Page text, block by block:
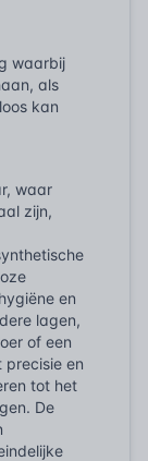
waarbij
als
kan
waar
zijn,
en
lagen,
of een
precisie en
tot het
De